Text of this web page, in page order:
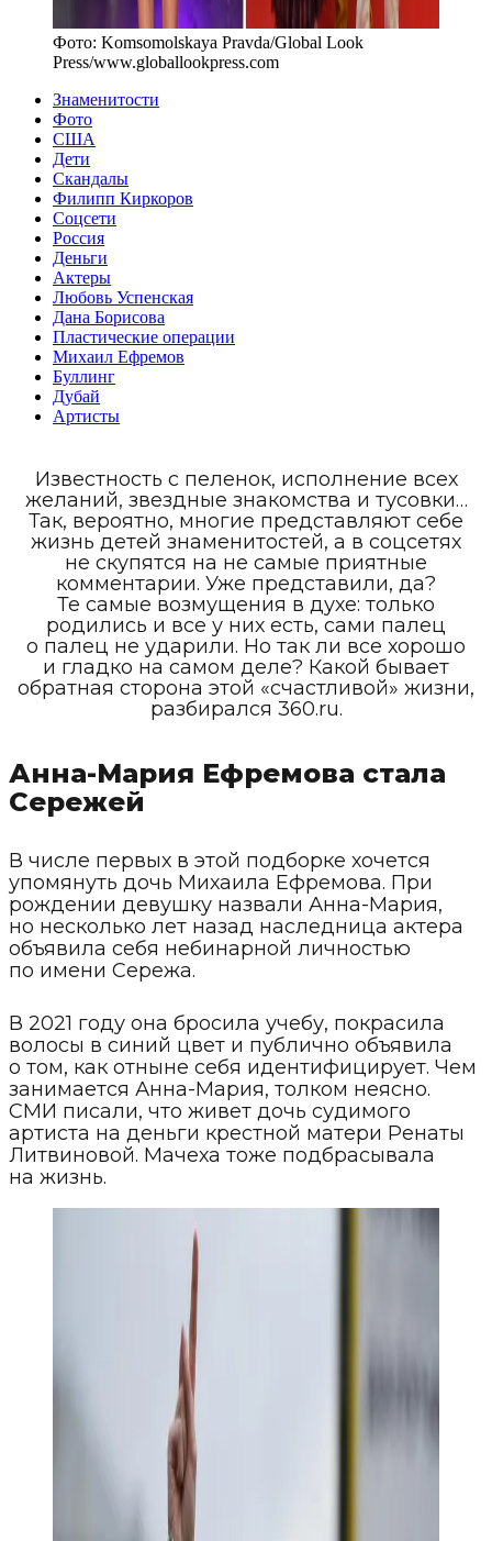
Фото: Komsomolskaya Pravda/Global Look
Press/www.globallookpress.com
Знаменитости
Фото
США
Дети
Скандалы
Филипп Киркоров
Соцсети
Россия
Деньги
Актеры
Любовь Успенская
Дана Борисова
Пластические операции
Михаил Ефремов
Буллинг
Дубай
Артисты
Известность с пеленок, исполнение всех
желаний, звездные знакомства и тусовки…
Так, вероятно, многие представляют себе
жизнь детей знаменитостей, а в соцсетях
не скупятся на не самые приятные
комментарии. Уже представили, да?
Те самые возмущения в духе: только
родились и все у них есть, сами палец
о палец не ударили. Но так ли все хорошо
и гладко на самом деле? Какой бывает
обратная сторона этой «счастливой» жизни,
разбирался 360.ru.
Анна-Мария Ефремова стала
Сережей
В числе первых в этой подборке хочется
упомянуть дочь Михаила Ефремова. При
рождении девушку назвали Анна-Мария,
но несколько лет назад наследница актера
объявила себя небинарной личностью
по имени Сережа.
В 2021 году она бросила учебу, покрасила
волосы в синий цвет и публично объявила
о том, как отныне себя идентифицирует. Чем
занимается Анна-Мария, толком неясно.
СМИ писали, что живет дочь судимого
артиста на деньги крестной матери Ренаты
Литвиновой. Мачеха тоже подбрасывала
на жизнь.